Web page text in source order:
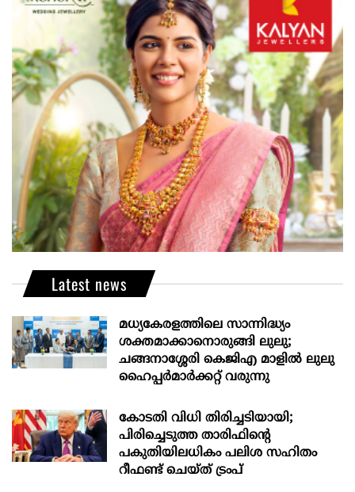
Latest news
മധ്യകേരളത്തിലെ സാന്നിദ്ധ്യം
ശക്തമാക്കാനൊരുങ്ങി ലുലു;
ചങ്ങനാശ്ശേരി കെജിഎ മാളിൽ ലുലു
ഹൈപ്പർമാർക്കറ്റ് വരുന്നു
കോടതി വിധി തിരിച്ചടിയായി;
പിരിച്ചെടുത്ത താരിഫിന്‍റെ
പകുതിയിലധികം പലിശ സഹിതം
റീഫണ്ട് ചെയ്ത് ട്രംപ്